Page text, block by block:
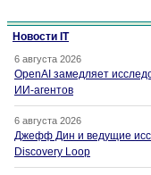
Новости IT
6 августа 2026
OpenAI замедляет
ИИ-агентов
6 августа 2026
Джефф Дин и ведущие
Discovery Loop